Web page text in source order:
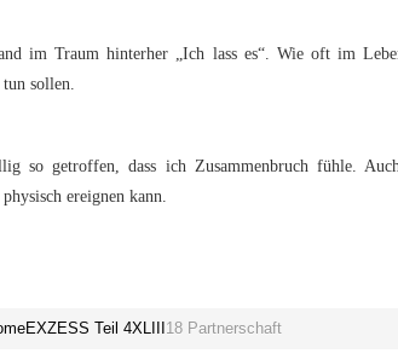
im Traum hinterher „Ich lass es“. Wie oft im
sollen.
so getroffen, dass ich Zusammenbruch fühle.
ereignen kann.
EXZESS Teil 4XLIII 18 Partnerschaft